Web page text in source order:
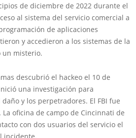
de diciembre de 2022 durante el
al sistema del servicio comercial a
de aplicaciones
y accedieron a los sistemas de la
un misterio.
descubrió el hackeo el 10 de
una investigación para
y los perpetradores. El FBI fue
oficina de campo de Cincinnati de
con dos usuarios del servicio el
incidente.